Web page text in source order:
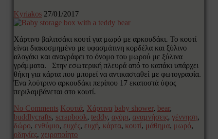
Kyriakos 27/01/2017
Χάρτινο βαλιτσάκι κουτί για μωρό με αρκουδάκι. Το κουτί
είναι διακοσμημένο με υφασμάτινη κορδέλα και ξύλινο
αλογάκι και αναγράφει το όνομο του μωρού με ξύλινα
γράμματα. Στην εσωτερική πλευρά από το καπάκι υπάρχει
θήκη για κάρτα που μπορεί να αντικασταθεί με φωτογραφία.
Ένα λούτρινο αρκουδάκι περίπου 17 εκατοστά ύψος
περιλαμβάνεται στο κουτί.
No Comments Κουτιά, Χάρτινα baby shower, bear,
buddlycrafts, scrapbook, teddy, αγόρι, αναμνήσεις, γέννηση,
δώρο, ενθύμιο, ευχές, ευχή, κάρτα, κουτί, μάθημα, μωρό,
οδηγίες, χειροποίητο